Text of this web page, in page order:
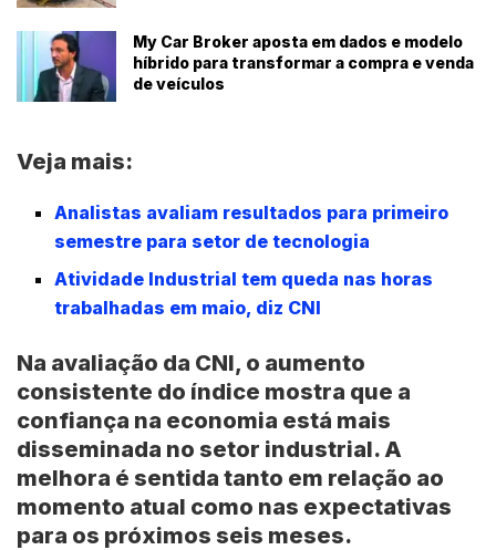
My Car Broker aposta em dados e modelo
híbrido para transformar a compra e venda
de veículos
Veja mais:
Analistas avaliam resultados para primeiro
semestre para setor de tecnologia
Atividade Industrial tem queda nas horas
trabalhadas em maio, diz CNI
Na avaliação da CNI, o aumento
consistente do índice mostra que a
confiança na economia está mais
disseminada no setor industrial. A
melhora é sentida tanto em relação ao
momento atual como nas expectativas
para os próximos seis meses.